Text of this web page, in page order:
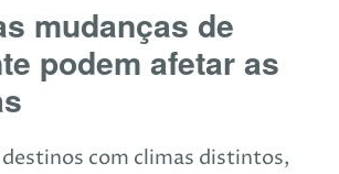
mudanças de
podem afetar as
com climas distintos,